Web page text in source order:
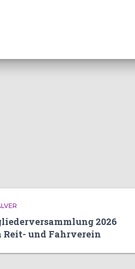
2026
Reit- und Fahrverein